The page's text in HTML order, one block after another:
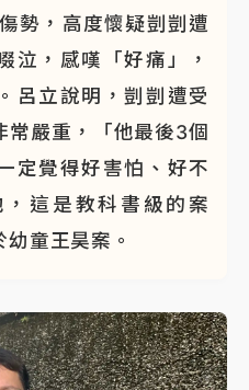
勢，高度懷疑剴剴遭
泣，感嘆「好痛」，
呂立說明，剴剴遭受
常嚴重，「他最後3個
定覺得好害怕、好不
這是教科書級的案
童王昊案。